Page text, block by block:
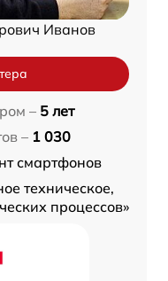
Иванов
– 5 лет
– 1 030
смартфонов
техническое,
процессов»